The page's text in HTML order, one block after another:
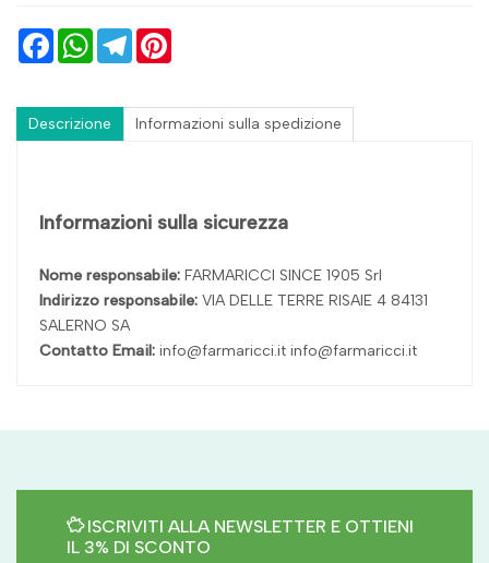
FacebookWhatsAppTelegram
Descrizione Informazioni sulla spedizione
Informazioni sulla sicurezza
Nome responsabile: FARMARICCI SINCE 1905 Srl
Indirizzo responsabile: VIA DELLE TERRE RISAIE 4 84131
SALERNO SA
Contatto Email: info@farmaricci.it info@farmaricci.it
ISCRIVITI ALLA NEWSLETTER E OTTIENI
IL 3% DI SCONTO